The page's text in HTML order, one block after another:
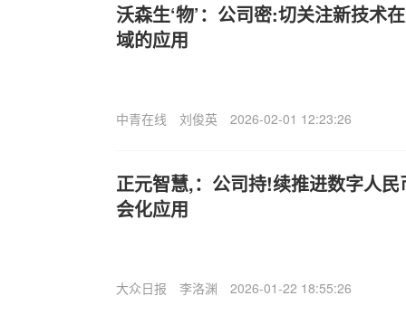
沃森生‘物’：公司密:切关注新技术
域的应用
中青在线 刘俊英 2026-02-01 12:23:26
正元智慧,：公司持!续推进数字人
会化应用
大众日报 李洛渊 2026-01-22 18:55:26